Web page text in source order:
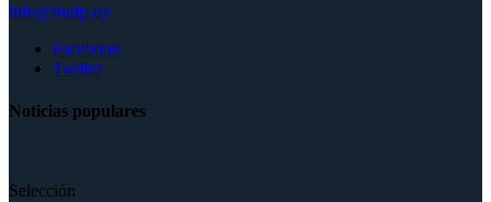
info@mufp.uy
Facebook
Twitter
Noticias populares
Selección